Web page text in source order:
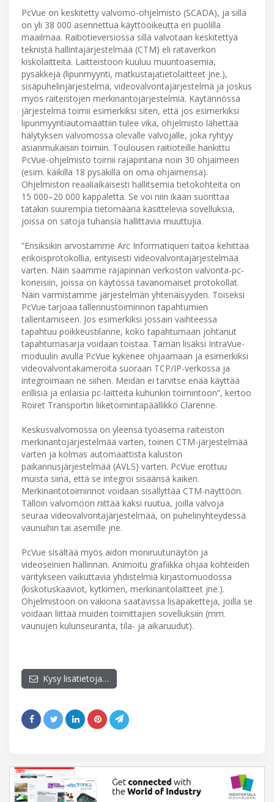
PcVue on keskitetty valvomo-ohjelmisto (SCADA), ja sillä
on yli 38 000 asennettua käyttöoikeutta eri puolilla
maailmaa. Raitiotieversiossa sillä valvotaan keskitettyä
teknistä hallintajärjestelmää (CTM) eli rataverkon
kiskolaitteita. Laitteistoon kuuluu muuntoasemia,
pysäkkejä (lipunmyynti, matkustajatietolaitteet jne.),
sisäpuhelinjärjestelmä, videovalvontajärjestelmä ja joskus
myös raiteistojen merkinantojärjestelmiä. Käytännössä
järjestelmä toimii esimerkiksi siten, että jos esimerkiksi
lipunmyyntiautomaattiin tulee vika, ohjelmisto lähettää
hälytyksen valvomossa olevalle valvojalle, joka ryhtyy
asianmukaisiin toimiin. Toulousen raitioteille hankittu
PcVue-ohjelmisto toimii rajapintana noin 30 ohjaimeen
(esim. kaikilla 18 pysäkillä on oma ohjaimensa).
Ohjelmiston reaaliaikaisesti hallitsemia tietokohteita on
15 000–20 000 kappaletta. Se voi niin ikään suorittaa
tätäkin suurempia tietomääriä käsitteleviä sovelluksia,
joissa on satoja tuhansia hallittavia muuttujia.
”Ensiksikin arvostamme Arc Informatiquen taitoa kehittää
erikoisprotokollia, erityisesti videovalvontajärjestelmää
varten. Näin saamme rajapinnan verkoston valvonta-pc-
koneisiin, joissa on käytössä tavanomaiset protokollat.
Näin varmistamme järjestelmän yhtenäisyyden. Toiseksi
PcVue tarjoaa tallennustoiminnon tapahtumien
tallentamiseen. Jos esimerkiksi jossain vaihteessa
tapahtuu poikkeustilanne, koko tapahtumaan johtanut
tapahtumasarja voidaan toistaa. Tämän lisäksi IntraVue-
moduulin avulla PcVue kykenee ohjaamaan ja esimerkiksi
videovalvontakameroita suoraan TCP/IP-verkossa ja
integroimaan ne siihen. Meidän ei tarvitse enää käyttää
erillisiä ja erilaisia pc-laitteita kuhunkin toimintoon”, kertoo
Roiret Transportin liiketoimintapäällikkö Clarenne.
Keskusvalvomossa on yleensä työasema raiteiston
merkinantojärjestelmää varten, toinen CTM-järjestelmää
varten ja kolmas automaattista kaluston
paikannusjärjestelmää (AVLS) varten. PcVue erottuu
muista siinä, että se integroi sisäänsä kaiken.
Merkinantotoiminnot voidaan sisällyttää CTM-näyttöön.
Tällöin valvomoon riittää kaksi ruutua, joilla valvoja
seuraa videovalvontajärjestelmää, on puhelinyhteydessä
vaunuihin tai asemille jne.
PcVue sisältää myös aidon moniruutunäytön ja
videoseinien hallinnan. Animoitu grafiikka ohjaa kohteiden
väritykseen vaikuttavia yhdistelmiä kirjastomuodossa
(kiskotuskaaviot, kytkimen, merkinantolaitteet jne.).
Ohjelmistoon on vakiona saatavissa lisäpaketteja, joilla se
voidaan liittää muiden toimittajien sovelluksiin (mm.
vaunujen kulunseuranta, tila- ja aikaruudut).
Kysy lisätietoja…